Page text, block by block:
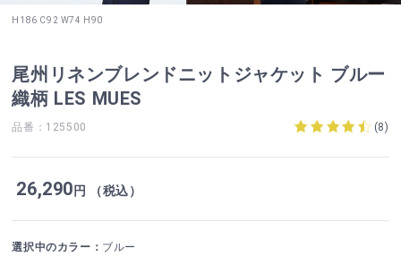
H186 C92 W74 H90
尾州リネンブレンドニットジャケット ブルー
織柄 LES MUES
品番：125500 (8)
26,290円 （税込）
選択中のカラー： ブルー